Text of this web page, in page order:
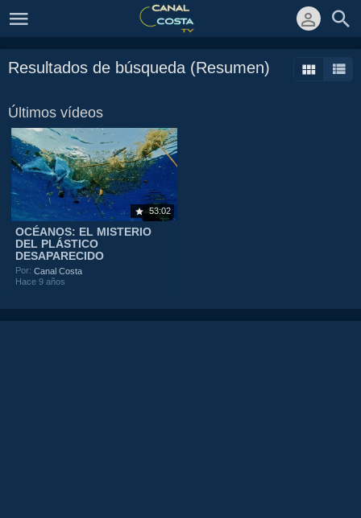
Resultados de búsqueda (Resumen)
Últimos vídeos
53:02
OCÉANOS: EL MISTERIO
DEL PLÁSTICO
DESAPARECIDO
Por:Canal Costa
Hace 9 años